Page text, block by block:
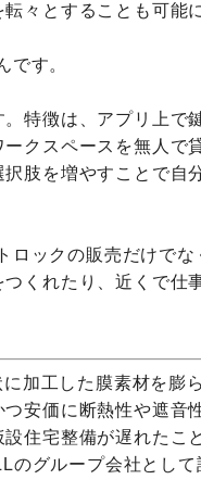
々とすることも可能
です。
。特徴は、アプリ上
クスペースを無人で
肢を増やすことで自
ロックの販売だけで
くれたり、近くで仕
加工した膜素材を膨
安価に断熱性や遮音
住宅整備が遅れたこ
グループ会社として